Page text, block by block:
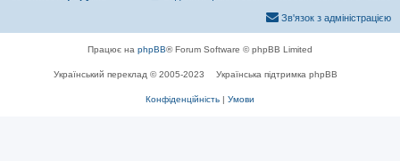
Зв'язок з адміністрацією
Працює на phpBB® Forum Software © phpBB Limited
Український переклад © 2005-2023 Українська підтримка phpBB
Конфіденційність | Умови